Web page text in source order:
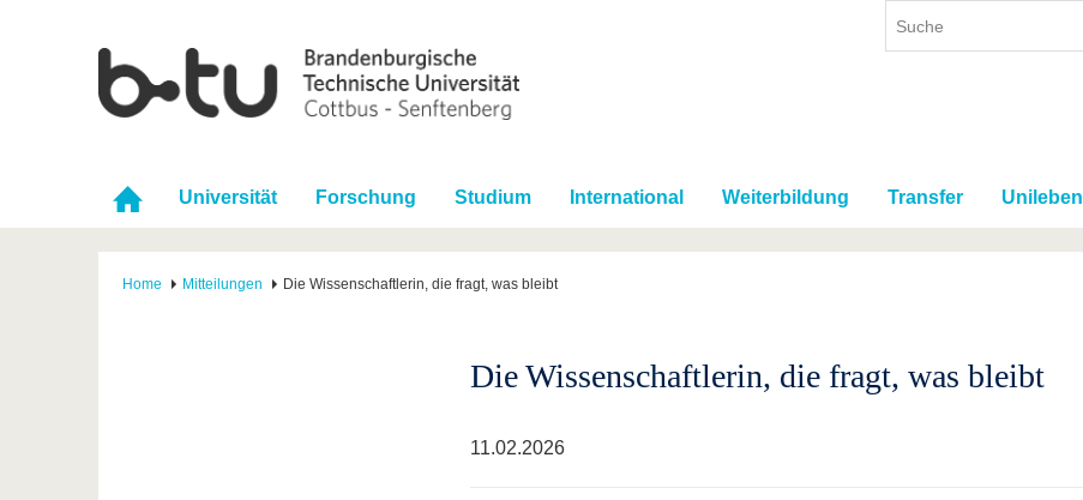
Universität Forschung Studium International Weiterbildung Transfer Unileben
Home Mitteilungen Die Wissenschaftlerin, die fragt, was bleibt
Die Wissenschaftlerin, die fragt, was bleibt
11.02.2026